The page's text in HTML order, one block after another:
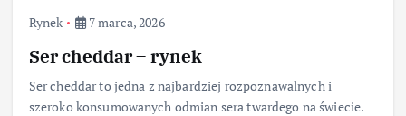
Rynek 7 marca, 2026
Ser cheddar – rynek
Ser cheddar to jedna z najbardziej rozpoznawalnych i
szeroko konsumowanych odmian sera twardego na świecie.